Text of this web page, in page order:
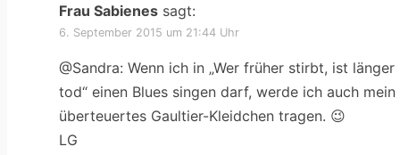
Frau Sabienes sagt:
6. September 2015 um 21:44 Uhr
@Sandra: Wenn ich in „Wer früher stirbt, ist länger
tod“ einen Blues singen darf, werde ich auch mein
überteuertes Gaultier-Kleidchen tragen. 😉
LG